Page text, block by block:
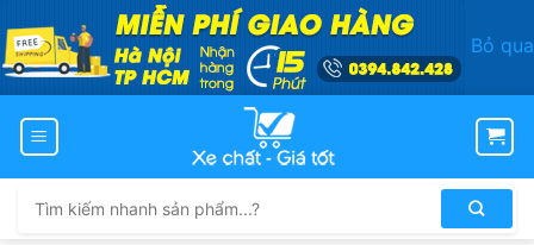
Bỏ qua
qua
dung
Tìm